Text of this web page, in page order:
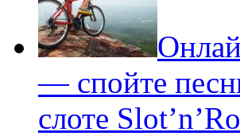
— спойте
слоте